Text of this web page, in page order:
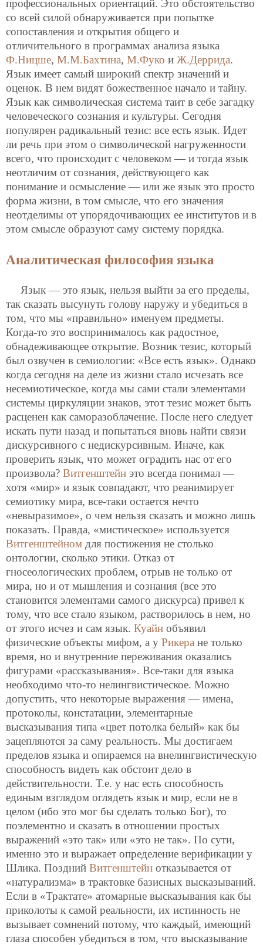
профессиональных ориентаций. Это обстоятельство
со всей силой обнаруживается при попытке
сопоставления и открытия общего и
отличительного в программах анализа языка
Ф.Ницше, М.М.Бахтина, М.Фуко и Ж.Деррида.
Язык имеет самый широкий спектр значений и
оценок. В нем видят божественное начало и тайну.
Язык как символическая система таит в себе загадку
человеческого сознания и культуры. Сегодня
популярен радикальный тезис: все есть язык. Идет
ли речь при этом о символической нагруженности
всего, что происходит с человеком — и тогда язык
неотличим от сознания, действующего как
понимание и осмысление — или же язык это просто
форма жизни, в том смысле, что его значения
неотделимы от упорядочивающих ее институтов и в
этом смысле образуют саму систему порядка.
Аналитическая философия языка
Язык — это язык, нельзя выйти за его пределы,
так сказать высунуть голову наружу и убедиться в
том, что мы «правильно» именуем предметы.
Когда-то это воспринималось как радостное,
обнадеживающее открытие. Возник тезис, который
был озвучен в семиологии: «Все есть язык». Однако
когда сегодня на деле из жизни стало исчезать все
несемиотическое, когда мы сами стали элементами
системы циркуляции знаков, этот тезис может быть
расценен как саморазоблачение. После него следует
искать пути назад и попытаться вновь найти связи
дискурсивного с недискурсивным. Иначе, как
проверить язык, что может оградить нас от его
произвола? Витгенштейн это всегда понимал —
хотя «мир» и язык совпадают, что реанимирует
семиотику мира, все-таки остается нечто
«невыразимое», о чем нельзя сказать и можно лишь
показать. Правда, «мистическое» используется
Витгенштейном для постижения не столько
онтологии, сколько этики. Отказ от
гносеологических проблем, отрыв не только от
мира, но и от мышления и сознания (все это
становится элементами самого дискурса) привел к
тому, что все стало языком, растворилось в нем, но
от этого исчез и сам язык. Куайн объявил
физические объекты мифом, а у Рикера не только
время, но и внутренние переживания оказались
фигурами «рассказывания». Все-таки для языка
необходимо что-то нелингвистическое. Можно
допустить, что некоторые выражения — имена,
протоколы, констатации, элементарные
высказывания типа «цвет потолка белый» как бы
зацепляются за саму реальность. Мы достигаем
пределов языка и опираемся на внелингвистическую
способность видеть как обстоит дело в
действительности. Т.е. у нас есть способность
единым взглядом оглядеть язык и мир, если не в
целом (ибо это мог бы сделать только Бог), то
поэлементно и сказать в отношении простых
выражений «это так» или «это не так». По сути,
именно это и выражает определение верификации у
Шлика. Поздний Витгенштейн отказывается от
«натурализма» в трактовке базисных высказываний.
Если в «Трактате» атомарные высказывания как бы
приколоты к самой реальности, их истинность не
вызывает сомнений потому, что каждый, имеющий
глаза способен убедиться в том, что высказывание